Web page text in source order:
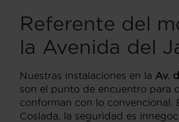
Referente del
la Avenida del
Nuestras instalaciones en la Av.
son el punto de encuentro para
conforman con lo convencional.
Coslada, la seguridad es